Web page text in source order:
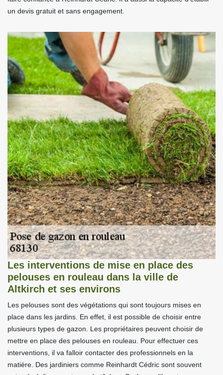
un devis gratuit et sans engagement.
Les interventions de mise en place des
pelouses en rouleau dans la ville de
Altkirch et ses environs
Les pelouses sont des végétations qui sont toujours mises en
place dans les jardins. En effet, il est possible de choisir entre
plusieurs types de gazon. Les propriétaires peuvent choisir de
mettre en place des pelouses en rouleau. Pour effectuer ces
interventions, il va falloir contacter des professionnels en la
matière. Des jardiniers comme Reinhardt Cédric sont souvent